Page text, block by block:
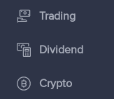
Trading
Dividend
Crypto